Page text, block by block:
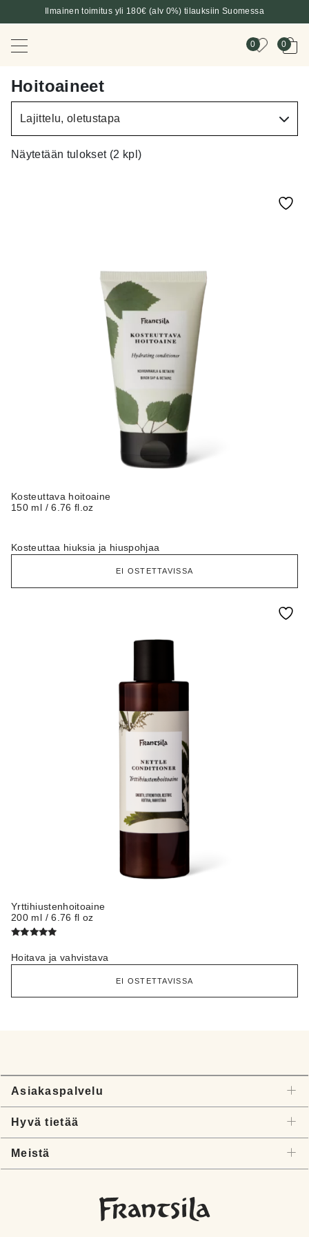
Ilmainen toimitus yli 180€ (alv 0%) tilauksiin Suomessa
0 0
Hoitoaineet
Näytetään tulokset (2 kpl)
Kosteuttava hoitoaine
150 ml / 6.76 fl.oz
Kosteuttaa hiuksia ja hiuspohjaa
EI OSTETTAVISSA
Yrttihiustenhoitoaine
200 ml / 6.76 fl oz
tuotteesta:
4.78/ 5
Hoitava ja vahvistava
EI OSTETTAVISSA
Asiakaspalvelu
Hyvä tietää
Meistä